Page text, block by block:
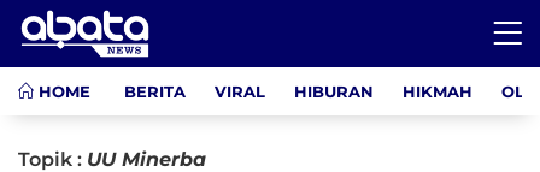
HOME BERITA VIRAL HIBURAN HIKMAH
Topik : UU Minerba